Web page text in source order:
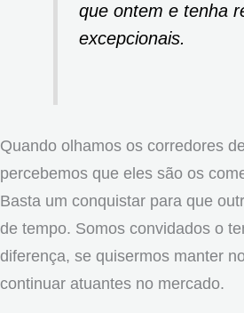
que ontem e tenha
excepcionais.
Quando olhamos os corredores
percebemos que eles são os
Basta um conquistar para que
de tempo. Somos convidados o
diferença, se quisermos manter
continuar atuantes no mercado.